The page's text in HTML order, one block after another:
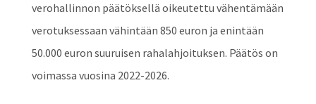
verohallinnon päätöksellä oikeutettu vähentämään
verotuksessaan vähintään 850 euron ja enintään
50.000 euron suuruisen rahalahjoituksen. Päätös on
voimassa vuosina 2022-2026.